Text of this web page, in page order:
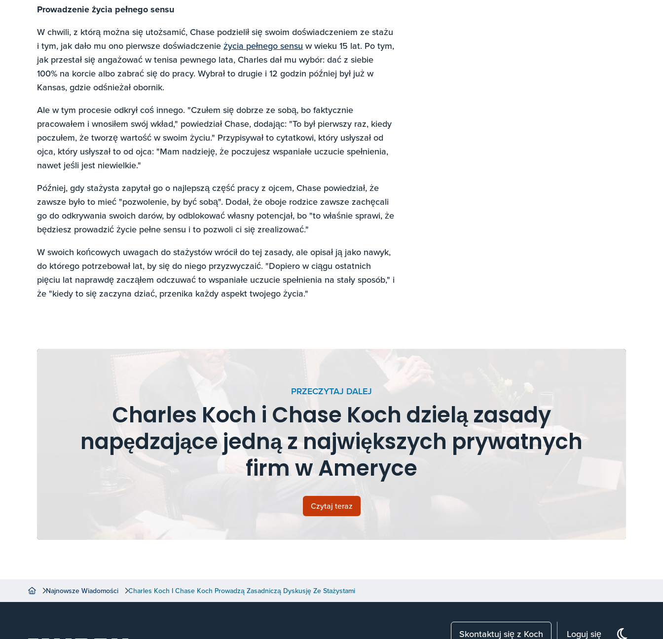
Prowadzenie życia pełnego sensu
W chwili, z którą można się utożsamić, Chase podzielił się swoim doświadczeniem ze stażu
i tym, jak dało mu ono pierwsze doświadczenieżycia pełnego sensu w wieku 15 lat. Po tym,
jak przestał się angażować w tenisa pewnego lata, Charles dał mu wybór: dać z siebie
100% na korcie albo zabrać się do pracy. Wybrał to drugie i 12 godzin później był już w
Kansas, gdzie odśnieżał obornik.
Ale w tym procesie odkrył coś innego. "Czułem się dobrze ze sobą, bo faktycznie
pracowałem i wnosiłem swój wkład," powiedział Chase, dodając: "To był pierwszy raz, kiedy
poczułem, że tworzę wartość w swoim życiu." Przypisywał to cytatkowi, który usłyszał od
ojca, który usłyszał to od ojca: "Mam nadzieję, że poczujesz wspaniałe uczucie spełnienia,
nawet jeśli jest niewielkie."
Później, gdy stażysta zapytał go o najlepszą część pracy z ojcem, Chase powiedział, że
zawsze było to mieć "pozwolenie, by być sobą". Dodał, że oboje rodzice zawsze zachęcali
go do odkrywania swoich darów, by odblokować własny potencjał, bo "to właśnie sprawi, że
będziesz prowadzić życie pełne sensu i to pozwoli ci się zrealizować."
W swoich końcowych uwagach do stażystów wrócił do tej zasady, ale opisał ją jako nawyk,
do którego potrzebował lat, by się do niego przyzwyczaić. "Dopiero w ciągu ostatnich
pięciu lat naprawdę zacząłem odczuwać to wspaniałe uczucie spełnienia na stały sposób," i
że "kiedy to się zaczyna dziać, przenika każdy aspekt twojego życia."
PRZECZYTAJ DALEJ
Charles Koch i Chase Koch dzielą zasady
napędzające jedną z największych prywatnych
firm w Ameryce
Czytaj teraz
Najnowsze Wiadomości Charles Koch I Chase Koch Prowadzą Zasadniczą Dyskusję Ze Stażystami
Skontaktuj się z Koch Loguj się